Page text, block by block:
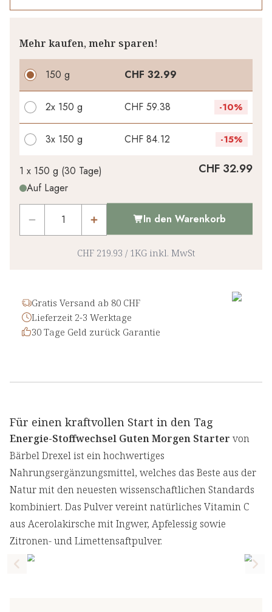
Mehr kaufen, mehr sparen!
150 g CHF 32.99
2x 150 g CHF 59.38 -10%
3x 150 g CHF 84.12 -15%
Ihr persönlicher Rabatt
1x
1 x 150 g (30 Tage)
Auf Lager
CHF 32.99
In den Warenkorb
CHF 219.93 / 1KG inkl. MwSt
Gratis Versand ab 80 CHF
Lieferzeit 2-3 Werktage
30 Tage Geld zurück Garantie
Für einen kraftvollen Start in den Tag
Energie-Stoffwechsel Guten Morgen Starter von
Bärbel Drexel ist ein hochwertiges
Nahrungsergänzungsmittel, welches das Beste aus der
Natur mit den neuesten wissenschaftlichen Standards
kombiniert. Das Pulver vereint natürliches Vitamin C
aus Acerolakirsche mit Ingwer, Apfelessig sowie
Zitronen- und Limettensaftpulver.
Previous slide